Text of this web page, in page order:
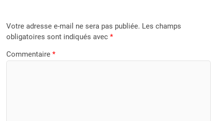
Votre adresse e-mail ne sera pas publiée. Les champs
obligatoires sont indiqués avec*
Commentaire*